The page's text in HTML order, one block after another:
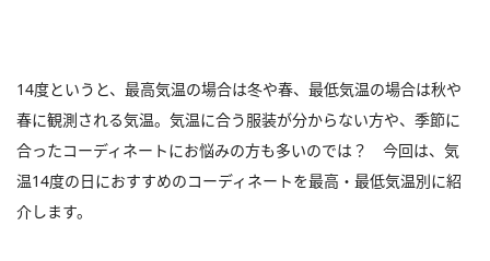
14度というと、最高気温の場合は冬や春、最低気温の場合は秋や
春に観測される気温。気温に合う服装が分からない方や、季節に
合ったコーディネートにお悩みの方も多いのでは？ 今回は、気
温14度の日におすすめのコーディネートを最高・最低気温別に紹
介します。